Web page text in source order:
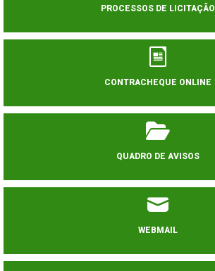
PROCESSOS DE LICITAÇÃO
CONTRACHEQUE ONLINE
QUADRO DE AVISOS
WEBMAIL